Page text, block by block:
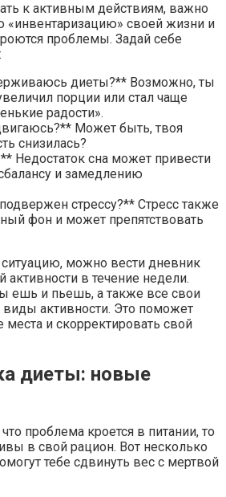
к активным действиям, важно
«инвентаризацию» своей жизни и
проблемы. Задай себе
диеты?** Возможно, ты
порции или стал чаще
радости».
Может быть, твоя
снизилась?
Недостаток сна может привести
и замедлению
стрессу?** Стресс также
фон и может препятствовать
можно вести дневник
активности в течение недели.
ешь и пьешь, а также все свои
виды активности. Это поможет
и скорректировать свой
диеты: новые
проблема кроется в питании, то
в свой рацион. Вот несколько
тебе сдвинуть вес с мертвой